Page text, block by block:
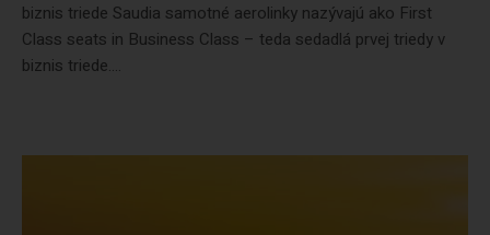
biznis triede Saudia samotné aerolinky nazývajú ako First
Class seats in Business Class – teda sedadlá prvej triedy v
biznis triede....